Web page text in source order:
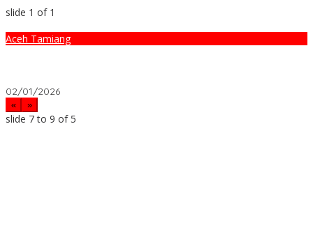
slide 1 of 1
Aceh Tamiang
02/01/2026
« »
slide 7 to 9 of 5